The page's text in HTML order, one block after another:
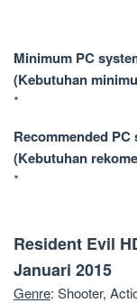
Minimum PC
(Kebutuhan
*
Recommended
(Kebutuhan
*
Resident Evil
Januari 2015
Genre: Shooter,